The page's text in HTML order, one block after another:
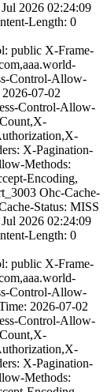
2026 02:24:09
Length: 0
public X-Frame-
Control-Allow-
07-02
Control-Allow-
X-Pagination-
Methods:
Encoding,
Ohc-Cache-
Status: MISS
2026 02:24:09
Length: 0
public X-Frame-
Control-Allow-
2026-07-02
Control-Allow-
X-Pagination-
Methods: